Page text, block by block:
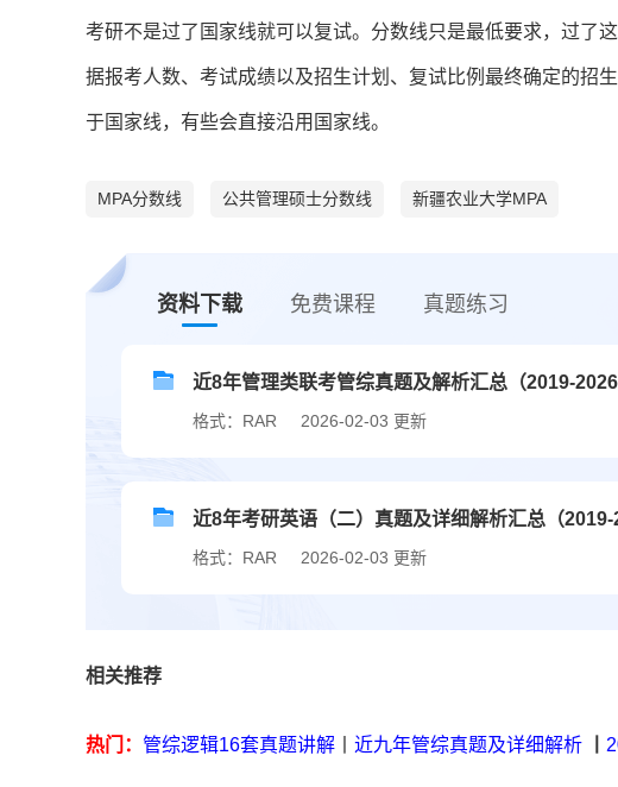
考研不是过了国家线就可以复试。分数线只是最低要求，过了
据报考人数、考试成绩以及招生计划、复试比例最终确定的招
于国家线，有些会直接沿用国家线。
MPA分数线 公共管理硕士分数线 新疆农业大学MPA
资料下载 免费课程 真题练习
近8年管理类联考管综真题及解析汇总（2019-2026
格式：RAR 2026-02-03 更新
近8年考研英语（二）真题及详细解析汇总（2019-
格式：RAR 2026-02-03 更新
相关推荐
热门： 管综逻辑16套真题讲解 近九年管综真题及详细解析